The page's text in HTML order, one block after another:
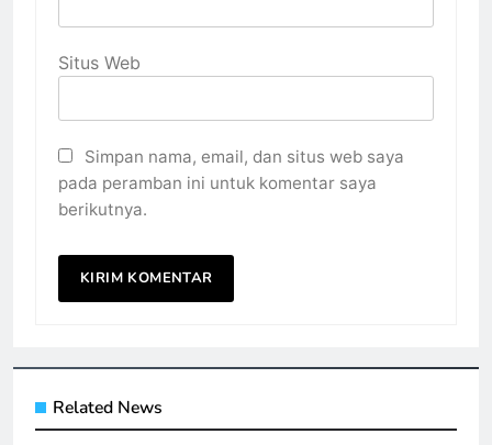
Situs Web
Simpan nama, email, dan situs web saya
pada peramban ini untuk komentar saya
berikutnya.
Related News